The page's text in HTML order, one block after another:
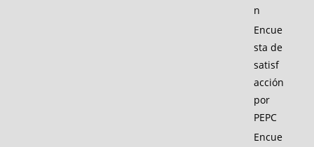
n
Encue
sta de
satisf
acción
por
PEPC
Encue